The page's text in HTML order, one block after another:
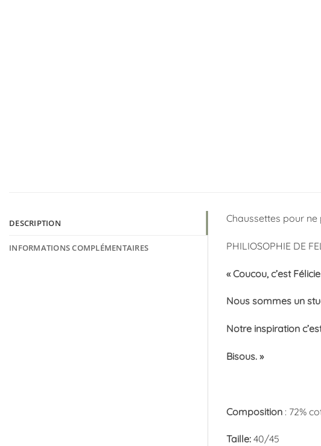
DESCRIPTION
INFORMATIONS COMPLÉMENTAIRES
Chaussettes pour
PHILIOSOPHIE DE
« Coucou, c’est
Nous sommes un
Notre inspiration
Bisous. »
Composition: 72%
Taille:40/45